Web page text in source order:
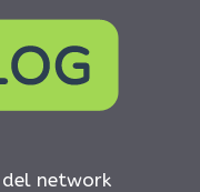
network